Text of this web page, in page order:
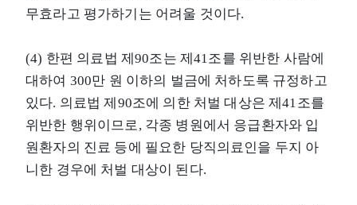
무효라고 평가하기는 어려울 것이다.
(4) 한편 의료법 제90조는 제41조를 위반한 사람에
대하여 300만 원 이하의 벌금에 처하도록 규정하고
있다. 의료법 제90조에 의한 처벌 대상은 제41조를
위반한 행위이므로, 각종 병원에서 응급환자와 입
원환자의 진료 등에 필요한 당직의료인을 두지 아
니한 경우에 처벌 대상이 된다.